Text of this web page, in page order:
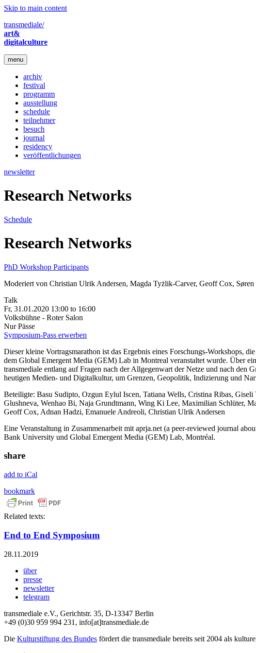
Skip to main content
transmediale/
art&
digitalculture
menu
archiv
festival
programm
ausstellung
schedule
teilnehmer
besuch
journal
residency
veröffentlichungen
newsletter
Research Networks
Schedule
Research Networks
PhD Workshop Participants
Moderiert von Christian Ulrik Andersen, Magda Tyżlik-Carver, Geoff Cox, Søren
Talk
Fr, 31.01.2020 13:00 to 16:00
Volksbühne - Roter Salon
Nur Pässe
Symposium-Pass erwerben
Dieser kleine Vortragsmarathon ist das Ergebnis eines Forschungs-Workshops,
dem Global Emergent Media (GEM) Lab in Montreal veranstaltet wurde. Über
transmediale entlang auf Fragen nach der Allgegenwart der Netze und nach den
heutigen Medien- und Digitalkultur, um Grenzen, Geopolitik, Indizierung und
Beteiligte: Basu Sudipto, Ozgun Eylul Iscen, Tatiana Wells, Cristina Ribas,
Glushneva, Wenhao Bi, Naja Grundtmann, Wing Ki Lee, Maximilian Schlüter,
Geoff Cox, Adnan Hadzi, Emanuele Andreoli, Christian Ulrik Andersen
Eine Veranstaltung in Zusammenarbeit mit aprja.net (a peer-reviewed journal
Bank University und Global Emergent Media (GEM) Lab, Montréal.
share
add to iCal
bookmark
Related texts:
End to End Symposium
28.11.2019
über
presse
newsletter
telegram
transmediale e.V., Gerichtstr. 35, D-13347 Berlin
+49 (0)30 959 994 231, info[at]transmediale.de
Die Kulturstiftung des Bundes fördert die transmediale bereits seit 2004 als